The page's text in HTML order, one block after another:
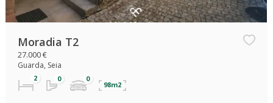
Moradia T2
27.000 €
Guarda, Seia
98m2